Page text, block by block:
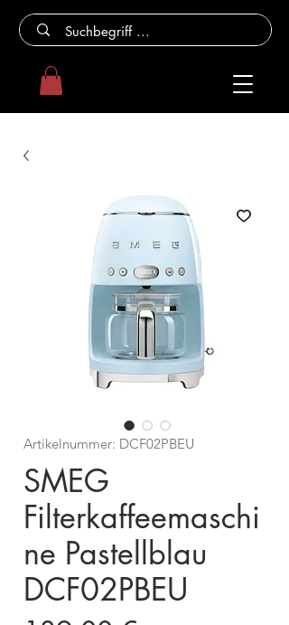
Artikelnummer: DCF02PBEU
SMEG
Filterkaffeemaschi
ne Pastellblau
DCF02PBEU